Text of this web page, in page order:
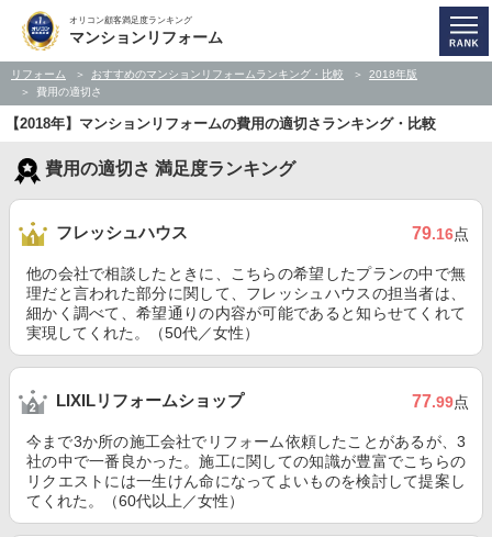
オリコン顧客満足度ランキング
マンションリフォーム
リフォーム おすすめのマンションリフォームランキング・比較
2018年版
費用の適切さ
【2018年】マンションリフォームの費用の適切さランキング・比較
費用の適切さ 満足度ランキング
フレッシュハウス 79.16点
他の会社で相談したときに、こちらの希望したプランの中で無
理だと言われた部分に関して、フレッシュハウスの担当者は、
細かく調べて、希望通りの内容が可能であると知らせてくれて
実現してくれた。（50代／女性）
LIXILリフォームショップ 77.99点
今まで3か所の施工会社でリフォーム依頼したことがあるが、3
社の中で一番良かった。施工に関しての知識が豊富でこちらの
リクエストには一生けん命になってよいものを検討して提案し
てくれた。（60代以上／女性）